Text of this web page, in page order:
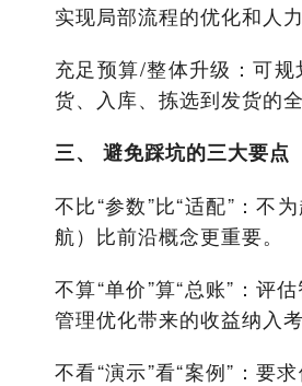
实现局部流程的优化和人力
充足预算/整体升级：可
货、入库、拣选到发货的
三、 避免踩坑的三大要点
不比“参数”比“适配”：不
航）比前沿概念更重要。
不算“单价”算“总账”：评
管理优化带来的收益纳入
不看“演示”看“案例”：要